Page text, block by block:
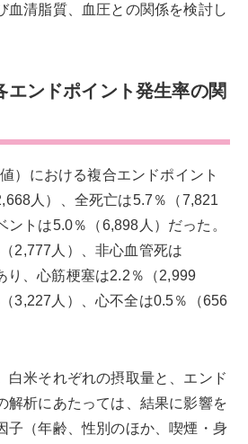
血清脂質、血圧との関係を検討し
エンドポイント発生率の関
）における複合エンドポイント
人）、全死亡は5.7％（7,821
ントは5.0％（6,898人）だった。
2,777人）、非心血管死は
り、心筋梗塞は2.2％（2,999
3,227人）、心不全は0.5％（656
白米それぞれの摂取量と、エンド
解析にあたっては、結果に影響を
子（年齢、性別のほか、喫煙・身